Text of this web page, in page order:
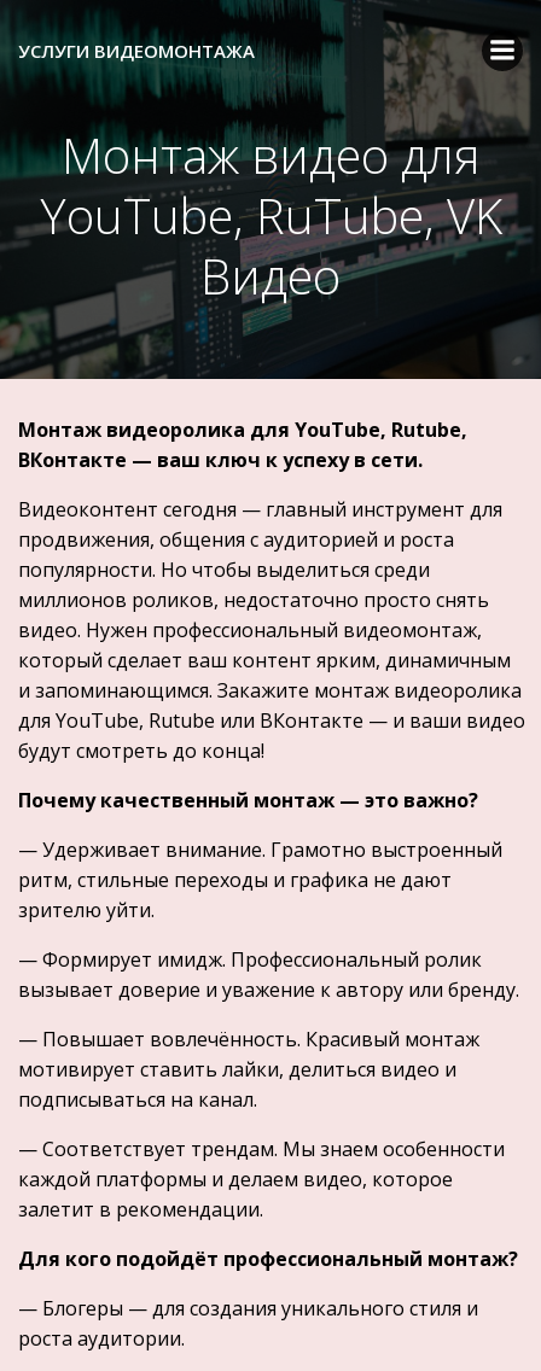
Перейти
к
содержимому
УСЛУГИ ВИДЕОМОНТАЖА
Монтаж видео для
YouTube, RuTube, VK
Видео
Монтаж видеоролика для YouTube, Rutube,
ВКонтакте — ваш ключ к успеху в сети.
Видеоконтент сегодня — главный инструмент для
продвижения, общения с аудиторией и роста
популярности. Но чтобы выделиться среди
миллионов роликов, недостаточно просто снять
видео. Нужен профессиональный видеомонтаж,
который сделает ваш контент ярким, динамичным
и запоминающимся. Закажите монтаж видеоролика
для YouTube, Rutube или ВКонтакте — и ваши видео
будут смотреть до конца!
Почему качественный монтаж — это важно?
— Удерживает внимание. Грамотно выстроенный
ритм, стильные переходы и графика не дают
зрителю уйти.
— Формирует имидж. Профессиональный ролик
вызывает доверие и уважение к автору или бренду.
— Повышает вовлечённость. Красивый монтаж
мотивирует ставить лайки, делиться видео и
подписываться на канал.
— Соответствует трендам. Мы знаем особенности
каждой платформы и делаем видео, которое
залетит в рекомендации.
Для кого подойдёт профессиональный монтаж?
— Блогеры — для создания уникального стиля и
роста аудитории.